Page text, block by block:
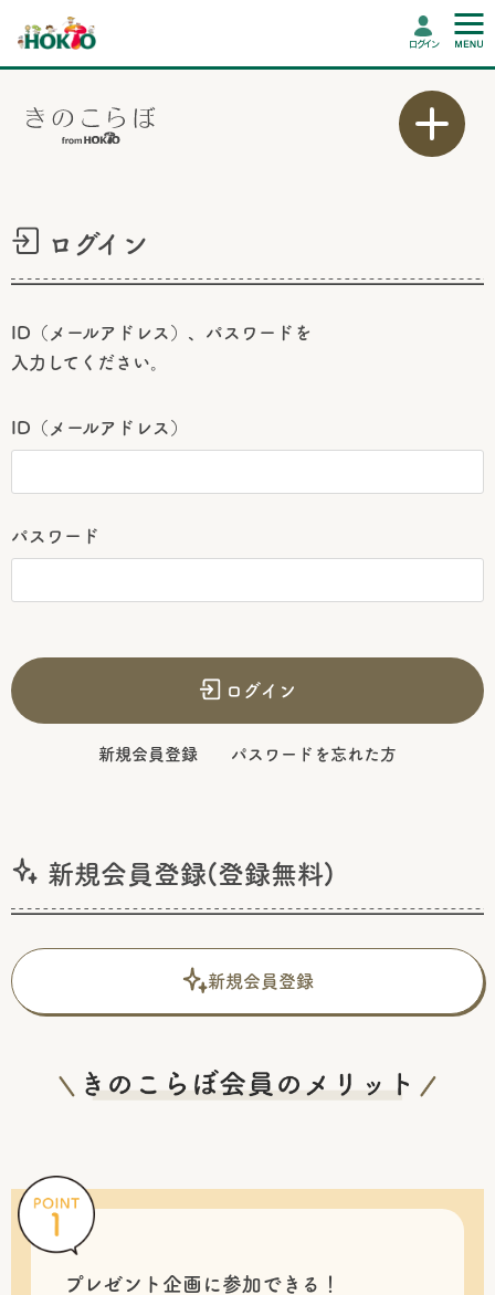
ログイン
ログイン
ID（メールアドレス）、パスワードを
入力してください。
ID（メールアドレス）
パスワード
ログイン
新規会員登録 パスワードを忘れた方
新規会員登録(登録無料)
新規会員登録
プレゼント企画に参加できる！